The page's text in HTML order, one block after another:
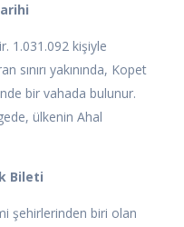
1.031.092 kişiyle
sınırı yakınında, Kopet
bir vahada bulunur.
ülkenin Ahal
Bileti
şehirlerinden biri olan